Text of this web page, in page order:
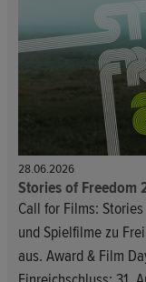
28.06.2026
Stories of Freedom
Call for Films:
und Spielfilme zu
aus. Award & Film